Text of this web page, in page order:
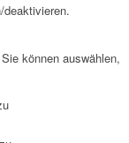
können auswählen,